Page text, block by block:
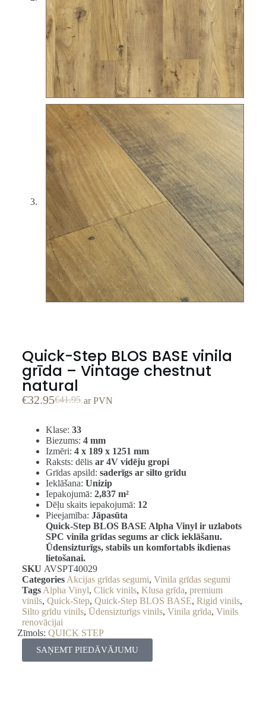
Quick-Step BLOS BASE vinila
grīda – Vintage chestnut
natural
€41.95
€32.95 ar PVN
Klase: 33
Biezums: 4 mm
Izmēri: 4 x 189 x 1251 mm
Raksts: dēlis ar 4V vidēju gropi
Grīdas apsild: saderīgs ar silto grīdu
Ieklāšana: Unizip
Iepakojumā: 2,837 m²
Dēļu skaits iepakojumā: 12
Pieejamība: Jāpasūta
Quick-Step BLOS BASE Alpha Vinyl ir uzlabots
SPC vinila grīdas segums ar click ieklāšanu.
Ūdensizturīgs, stabils un komfortabls ikdienas
lietošanai.
SKU AVSPT40029
Categories Akcijas grīdas segumi, Vinila grīdas segumi
Tags Alpha Vinyl, Click vinils, Klusa grīda, premium
vinils, Quick-Step, Quick-Step BLOS BASE, Rigid vinils,
Silto grīdu vinils, Ūdensizturīgs vinils, Vinila grīda, Vinils
renovācijai
Zīmols: QUICK STEP
SAŅEMT PIEDĀVĀJUMU